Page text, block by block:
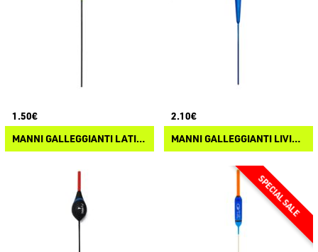
1.50€
MANNI GALLEGGIANTI LATINA
2.10€
MANNI GALLEGGIANTI LIVIGNO